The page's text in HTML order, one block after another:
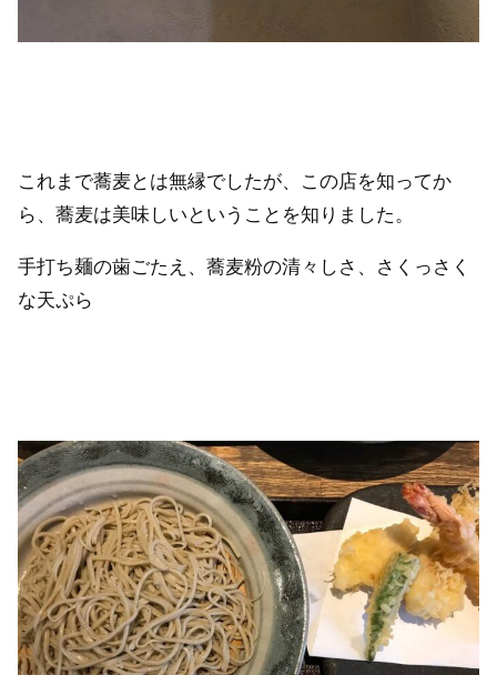
これまで蕎麦とは無縁でしたが、この店を知ってか
ら、蕎麦は美味しいということを知りました。
手打ち麺の歯ごたえ、蕎麦粉の清々しさ、さくっさく
な天ぷら